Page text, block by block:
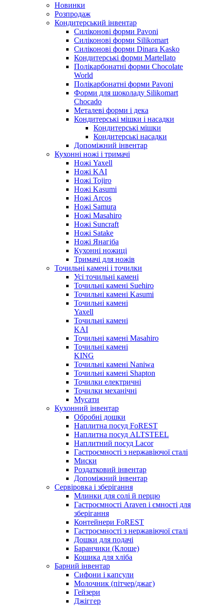
Новинки
Розпродаж
Кондитерський інвентар
Силіконові форми Pavoni
Силіконові форми Silikomart
Силіконові форми Dinara Kasko
Кондитерські форми Martellato
Полікарбонатні форми Chocolate
World
Полікарбонатні форми Pavoni
Форми для шоколаду Silikomart
Chocado
Металеві форми і дека
Кондитерські мішки і насадки
Кондитерські мішки
Кондитерські насадки
Допоміжний інвентар
Кухонні ножі і тримачі
Ножі Yaxell
Ножі KAI
Ножі Tojiro
Ножі Kasumi
Ножі Arcos
Ножі Samura
Ножі Masahiro
Ножі Suncraft
Ножі Satake
Ножі Янагіба
Кухонні ножиці
Тримачі для ножів
Точильні камені і точилки
Усі точильні камені
Точильні камені Suehiro
Точильні камені Kasumi
Точильні камені
Yaxell
Точильні камені
KAI
Точильні камені Masahiro
Точильні камені
KING
Точильні камені Naniwa
Точильні камені Shapton
Точилки електричні
Точилки механічні
Мусати
Кухонний інвентар
Обробні дошки
Наплитна посуд FoREST
Наплитна посуд ALTSTEEL
Наплитний посуд Lacor
Гастроємності з нержавіючої сталі
Миски
Роздатковий інвентар
Допоміжний інвентар
Сервіровка і зберігання
Млинки для солі й перцю
Гастроємності Araven і ємності для
зберігання
Контейнери FoREST
Гастроємності з нержавіючої сталі
Дошки для подачі
Баранчики (Клоше)
Кошика для хліба
Барний інвентар
Сифони і капсули
Молочник (пітчер/джаг)
Гейзери
Джіггер